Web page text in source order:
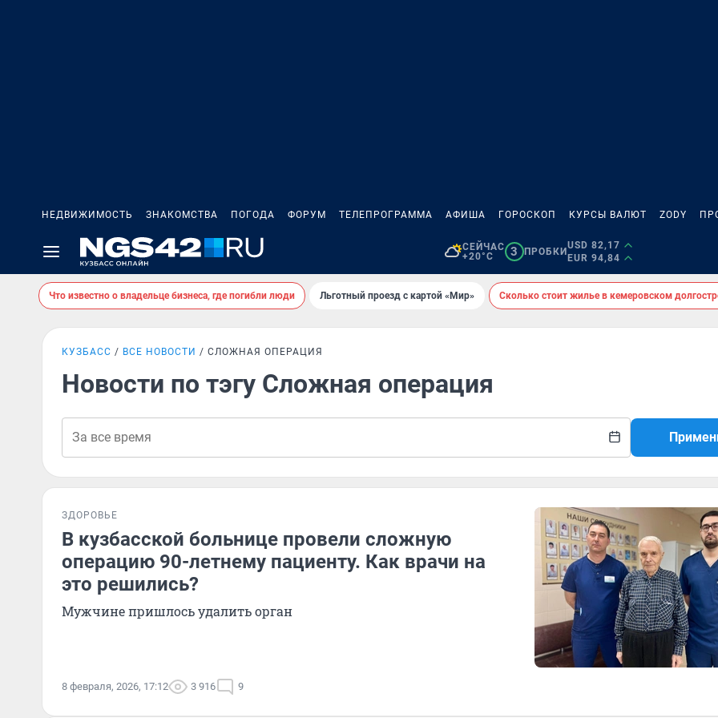
НЕДВИЖИМОСТЬ ЗНАКОМСТВА ПОГОДА ФОРУМ ТЕЛЕПРОГРАММА АФИША ГОРОСКОП КУРСЫ ВАЛЮТ ZODY
СЕЙЧАС
+20°C
3 ПРОБКИ
USD 82,17
EUR 94,84
Что известно о владельце бизнеса, где погибли люди Льготный проезд с картой «Мир» Сколько стоит жилье в кемеровском
КУЗБАСС ВСЕ НОВОСТИ СЛОЖНАЯ ОПЕРАЦИЯ
Новости по тэгу Сложная операция
ЗДОРОВЬЕ
В кузбасской больнице провели сложную
операцию 90-летнему пациенту. Как врачи на
это решились?
Мужчине пришлось удалить орган
8 февраля, 2026, 17:12 3 916 9